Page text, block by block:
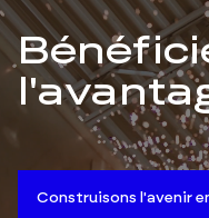
Construisons l'avenir